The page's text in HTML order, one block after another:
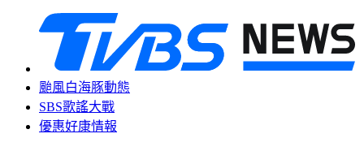
颱風白海豚動態
SBS歌謠大戰
優惠好康情報